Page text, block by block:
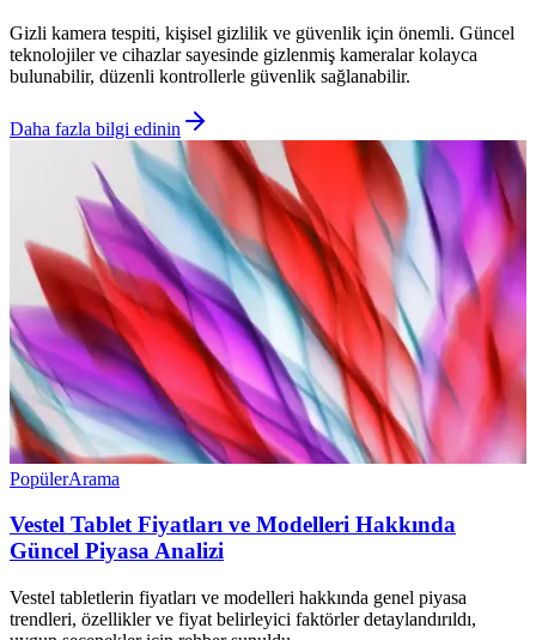
Gizli kamera tespiti, kişisel gizlilik ve güvenlik için önemli. Güncel
teknolojiler ve cihazlar sayesinde gizlenmiş kameralar kolayca
bulunabilir, düzenli kontrollerle güvenlik sağlanabilir.
Daha fazla bilgi edinin
PopülerArama
Vestel Tablet Fiyatları ve Modelleri Hakkında
Güncel Piyasa Analizi
Vestel tabletlerin fiyatları ve modelleri hakkında genel piyasa
trendleri, özellikler ve fiyat belirleyici faktörler detaylandırıldı,